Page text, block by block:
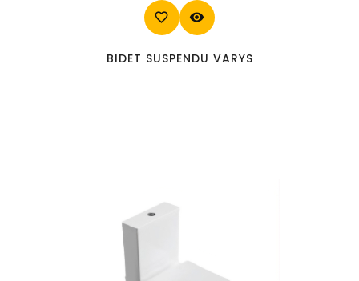
favorite_border visibility
BIDET SUSPENDU VARYS